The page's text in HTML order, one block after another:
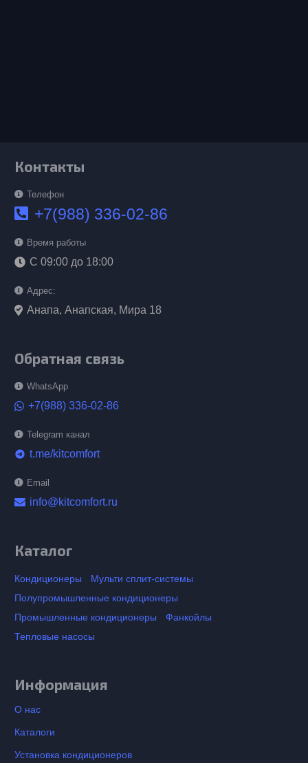
Контакты
Телефон
+7(988) 336-02-86
Время работы
С 09:00 до 18:00
Адрес:
Анапа, Анапская, Мира 18
Обратная связь
WhatsApp
+7(988) 336-02-86
Telegram канал
telegram t.me/kitcomfort
Email
info@kitcomfort.ru
Каталог
Кондиционеры
Мульти сплит-системы
Полупромышленные кондиционеры
Промышленные кондиционеры
Фанкойлы
Тепловые насосы
Информация
О нас
Каталоги
Установка кондиционеров